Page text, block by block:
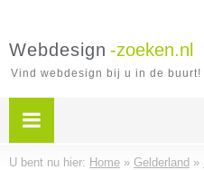
Webdesign -zoeken.nl
Vind webdesign bij u in de buurt!
U bent nu hier: Home » Gelderland »